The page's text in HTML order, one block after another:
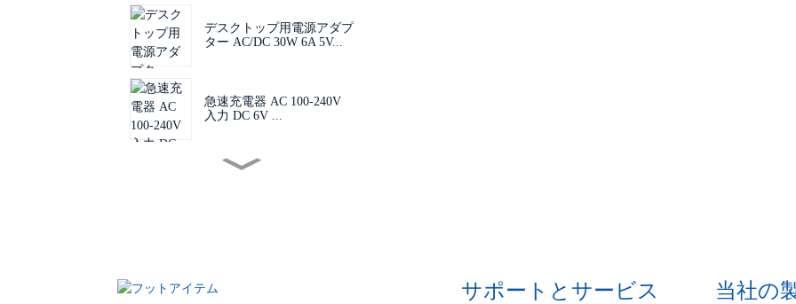
デスクトップ用電源アダプ
ター AC/DC 30W 6A 5V...
急速充電器 AC 100-240V
入力 DC 6V ...
サポートとサービス 当社の